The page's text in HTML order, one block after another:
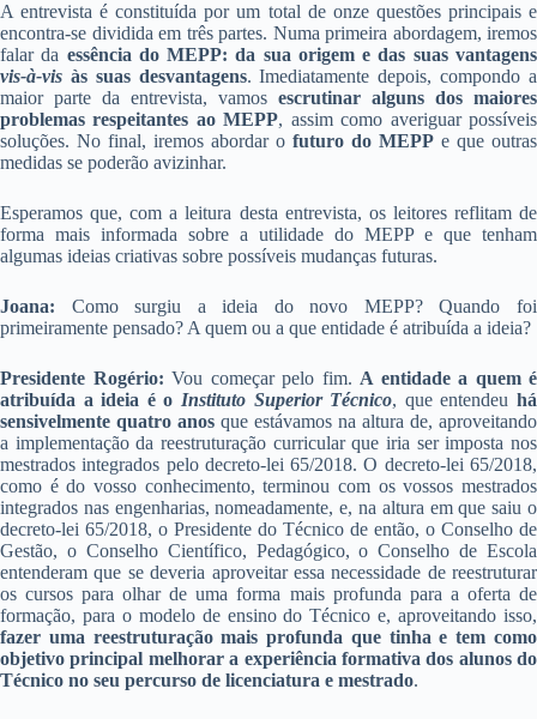
A entrevista é constituída por um total de onze questões principais e
encontra-se dividida em três partes. Numa primeira abordagem, iremos
falar da essência do MEPP: da sua origem e das suas vantagens
vis-à-vis às suas desvantagens. Imediatamente depois, compondo a
maior parte da entrevista, vamos escrutinar alguns dos maiores
problemas respeitantes ao MEPP, assim como averiguar possíveis
soluções. No final, iremos abordar o futuro do MEPP e que outras
medidas se poderão avizinhar.
Esperamos que, com a leitura desta entrevista, os leitores reflitam de
forma mais informada sobre a utilidade do MEPP e que tenham
algumas ideias criativas sobre possíveis mudanças futuras.
Joana: Como surgiu a ideia do novo MEPP? Quando foi
primeiramente pensado? A quem ou a que entidade é atribuída a ideia?
Presidente Rogério: Vou começar pelo fim. A entidade a quem é
atribuída a ideia é o Instituto Superior Técnico, que entendeuhá
sensivelmente quatro anos que estávamos na altura de, aproveitando
a implementação da reestruturação curricular que iria ser imposta nos
mestrados integrados pelo decreto-lei 65/2018. O decreto-lei 65/2018,
como é do vosso conhecimento, terminou com os vossos mestrados
integrados nas engenharias, nomeadamente, e, na altura em que saiu o
decreto-lei 65/2018, o Presidente do Técnico de então, o Conselho de
Gestão, o Conselho Científico, Pedagógico, o Conselho de Escola
entenderam que se deveria aproveitar essa necessidade de reestruturar
os cursos para olhar de uma forma mais profunda para a oferta de
formação, para o modelo de ensino do Técnico e, aproveitando isso,
fazer uma reestruturação mais profunda que tinha e tem como
objetivo principal melhorar a experiência formativa dos alunos do
Técnico no seu percurso de licenciatura e mestrado.